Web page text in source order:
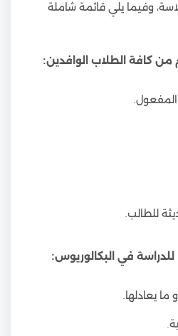
وفيما يلي قائمة شاملة
من كافة الطلاب الوافدين:
للدراسة في البكالوريوس:
ما يعادلها.